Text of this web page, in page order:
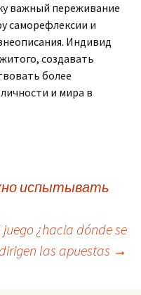
важный переживание
саморефлексии и
Индивид
создавать
более
и мира в
испытывать
¿hacia dónde se
las apuestas →